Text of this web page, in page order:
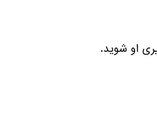
او شوید.